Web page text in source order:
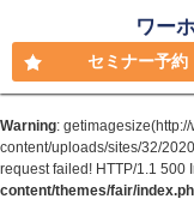
ワー
セミナー予約
Warning:
content/uploads/sites/32/
request failed! HTTP/1.1 500
content/themes/fair/